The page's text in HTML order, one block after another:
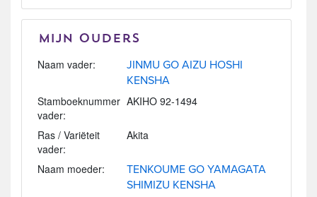
Mijn Ouders
Naam vader:
JINMU GO AIZU HOSHI
KENSHA
Stamboeknummer
vader:
AKIHO 92-1494
Ras / Variëteit
vader:
Akita
Naam moeder:
TENKOUME GO YAMAGATA
SHIMIZU KENSHA